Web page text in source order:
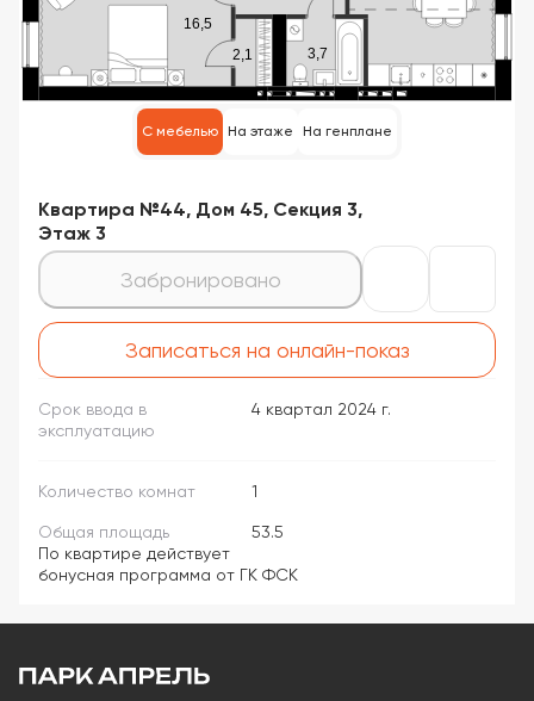
С мебелью На этаже На генплане
Квартира №44, Дом 45, Секция 3,
Этаж 3
Забронировано
Записаться на онлайн-показ
Срок ввода в
эксплуатацию
4 квартал 2024 г.
Количество комнат 1
Общая площадь
53.5
По квартире действует
бонусная программа от ГК ФСК